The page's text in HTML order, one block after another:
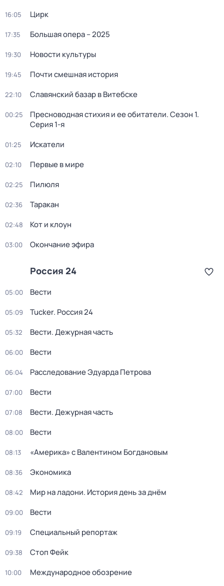
16:05 Цирк
17:35 Большая опера – 2025
19:30 Новости культуры
19:45 Почти смешная история
22:10 Славянский базар в Витебске
00:25 Пресноводная стихия и ее обитатели. Сезон 1.
Серия 1-я
01:25 Искатели
02:10 Первые в мире
02:25 Пилюля
02:36 Таракан
02:48 Кот и клоун
03:00 Окончание эфира
Россия 24
05:00 Вести
05:09 Tucker. Россия 24
05:32 Вести. Дежурная часть
06:00 Вести
06:04 Расследование Эдуарда Петрова
07:00 Вести
07:08 Вести. Дежурная часть
08:00 Вести
08:13 «Америка» с Валентином Богдановым
08:36 Экономика
08:42 Мир на ладони. История день за днём
09:00 Вести
09:19 Специальный репортаж
09:38 Стоп Фейк
10:00 Международное обозрение